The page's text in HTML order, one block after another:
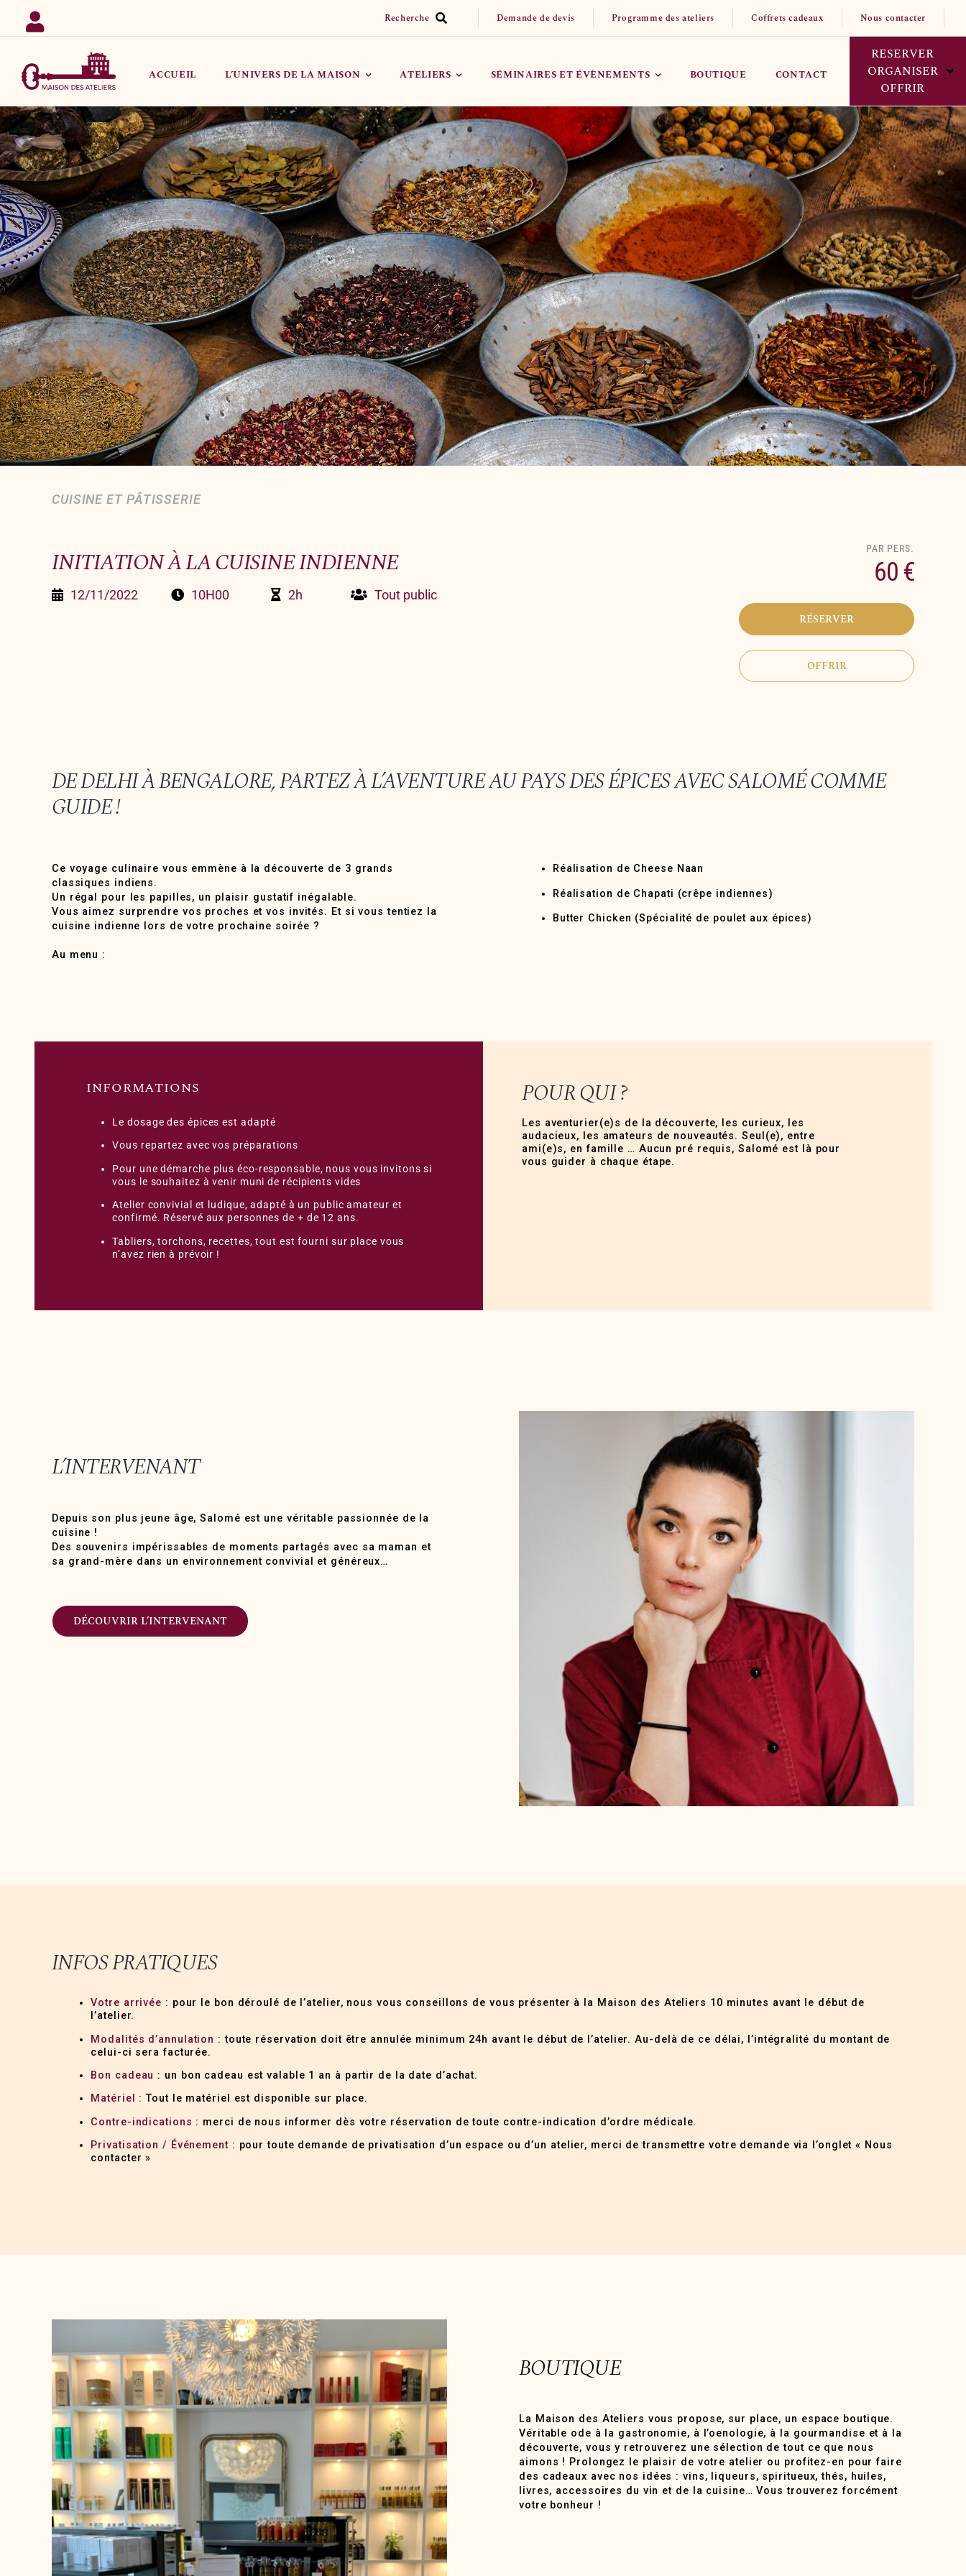
Passer
contenu
Recherche Demande de devis Programme des ateliers Coffrets cadeaux Nous contacter
ACCUEIL L’UNIVERS DE LA MAISON ATELIERS SÉMINAIRES ET ÉVÈNEMENTS BOUTIQUE CONTACT
RESERVER
ORGANISER
OFFRIR
Réserver un Atelier
Organiser mon évènement
Offrir un bon cadeau
Nous contacter
CUISINE ET PÂTISSERIE
INITIATION À LA CUISINE INDIENNE
12/11/2022 10H00 2h Tout public
60 €
RÉSERVER
OFFRIR
DE DELHI À BENGALORE, PARTEZ À L’AVENTURE AU PAYS DES ÉPICES AVEC SALOMÉ COMME
GUIDE !
Ce voyage culinaire vous emmène à la découverte de 3 grands
classiques indiens.
Un régal pour les papilles, un plaisir gustatif inégalable.
Vous aimez surprendre vos proches et vos invités. Et si vous tentiez la
cuisine indienne lors de votre prochaine soirée ?
Au menu :
Réalisation de Cheese Naan
Réalisation de Chapati (crêpe indiennes)
Butter Chicken (Spécialité de poulet aux épices)
INFORMATIONS
Le dosage des épices est adapté
Vous repartez avec vos préparations
Pour une démarche plus éco-responsable, nous vous invitons si
vous le souhaitez à venir muni de récipients vides
Atelier convivial et ludique, adapté à un public amateur et
confirmé. Réservé aux personnes de + de 12 ans.
Tabliers, torchons, recettes, tout est fourni sur place vous
n’avez rien à prévoir !
POUR QUI ?
Les aventurier(e)s de la découverte, les curieux, les
audacieux, les amateurs de nouveautés. Seul(e), entre
ami(e)s, en famille … Aucun pré requis, Salomé est là pour
vous guider à chaque étape.
L’INTERVENANT
Depuis son plus jeune âge, Salomé est une véritable passionnée de la
cuisine !
Des souvenirs impérissables de moments partagés avec sa maman et
sa grand-mère dans un environnement convivial et généreux…
DÉCOUVRIR L’INTERVENANT
INFOS PRATIQUES
Votre arrivée : pour le bon déroulé de l’atelier, nous vous conseillons de vous présenter à la Maison des Ateliers 10 minutes avant le début de
l’atelier.
Modalités d’annulation : toute réservation doit être annulée minimum 24h avant le début de l’atelier. Au-delà de ce délai, l’intégralité du montant de
celui-ci sera facturée.
Bon cadeau : un bon cadeau est valable 1 an à partir de la date d’achat.
Matériel : Tout le matériel est disponible sur place.
Contre-indications : merci de nous informer dès votre réservation de toute contre-indication d’ordre médicale.
Privatisation / Événement : pour toute demande de privatisation d’un espace ou d’un atelier, merci de transmettre votre demande via l’onglet « Nous
contacter »
BOUTIQUE
La Maison des Ateliers vous propose, sur place, un espace boutique.
Véritable ode à la gastronomie, à l’oenologie, à la gourmandise et à la
découverte, vous y retrouverez une sélection de tout ce que nous
aimons ! Prolongez le plaisir de votre atelier ou profitez-en pour faire
des cadeaux avec nos idées : vins, liqueurs, spiritueux, thés, huiles,
livres, accessoires du vin et de la cuisine… Vous trouverez forcément
votre bonheur !